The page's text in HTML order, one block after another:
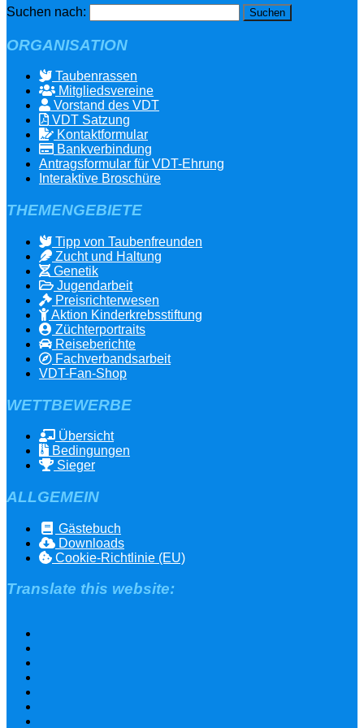
Suchen nach:
ORGANISATION
Taubenrassen
Mitgliedsvereine
Vorstand des VDT
VDT Satzung
Kontaktformular
Bankverbindung
Antragsformular für VDT-Ehrung
Interaktive Broschüre
THEMENGEBIETE
Tipp von Taubenfreunden
Zucht und Haltung
Genetik
Jugendarbeit
Preisrichterwesen
Aktion Kinderkrebsstiftung
Züchterportraits
Reiseberichte
Fachverbandsarbeit
VDT-Fan-Shop
WETTBEWERBE
Übersicht
Bedingungen
Sieger
ALLGEMEIN
Gästebuch
Downloads
Cookie-Richtlinie (EU)
Translate this website: